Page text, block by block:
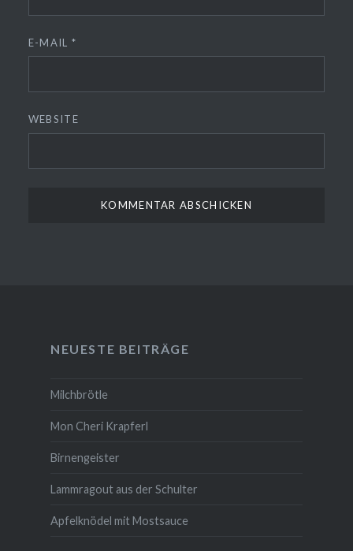
E-MAIL *
WEBSITE
NEUESTE BEITRÄGE
Milchbrötle
Mon Cheri Krapferl
Birnengeister
Lammragout aus der Schulter
Apfelknödel mit Mostsauce